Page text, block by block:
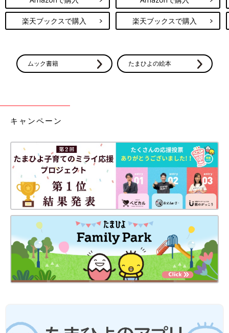
楽天ブックスで購入 楽天ブックスで購入
ムック書籍 たまひよの絵本
キャンペーン